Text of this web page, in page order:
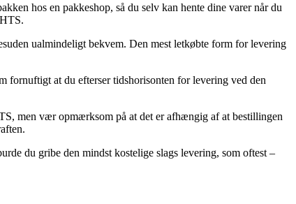
hos en pakkeshop, så du selv kan hente dine varer når du
ualmindeligt bekvem. Den mest letkøbte form for levering
fornuftigt at du efterser tidshorisonten for levering ved den
men vær opmærksom på at det er afhængig af at bestillingen
du gribe den mindst kostelige slags levering, som oftest –